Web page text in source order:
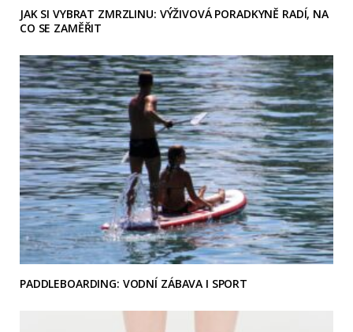
JAK SI VYBRAT ZMRZLINU: VÝŽIVOVÁ PORADKYNĚ RADÍ, NA
CO SE ZAMĚŘIT
PADDLEBOARDING: VODNÍ ZÁBAVA I SPORT